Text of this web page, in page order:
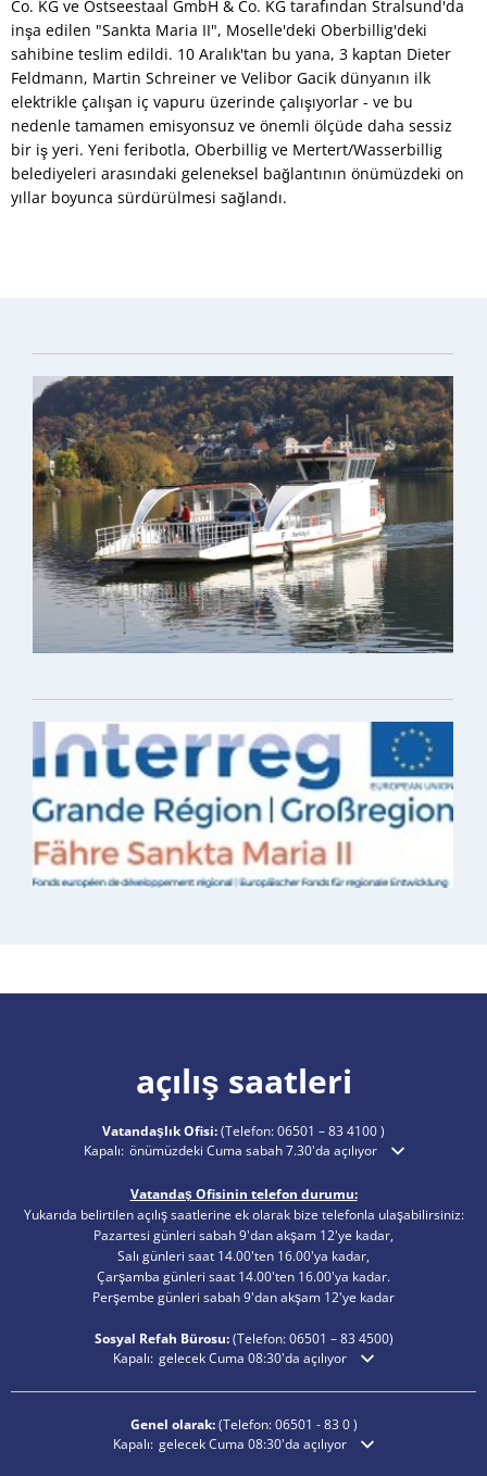
Co. KG ve Ostseestaal GmbH & Co. KG tarafından Stralsund'da
inşa edilen "Sankta Maria II", Moselle'deki Oberbillig'deki
sahibine teslim edildi. 10 Aralık'tan bu yana, 3 kaptan Dieter
Feldmann, Martin Schreiner ve Velibor Gacik dünyanın ilk
elektrikle çalışan iç vapuru üzerinde çalışıyorlar - ve bu
nedenle tamamen emisyonsuz ve önemli ölçüde daha sessiz
bir iş yeri. Yeni feribotla, Oberbillig ve Mertert/Wasserbillig
belediyeleri arasındaki geleneksel bağlantının önümüzdeki on
yıllar boyunca sürdürülmesi sağlandı.
açılış saatleri
Vatandaşlık Ofisi:(Telefon:06501 – 83 4100)
Ek açılış veya kapanış saatlerini gizlemek için tıklayın
Kapalı: önümüzdeki Cuma sabah 7.30'da açılıyor
Vatandaş Ofisinin telefon durumu:
Yukarıda belirtilen açılış saatlerine ek olarak bize telefonla ulaşabilirsiniz:
Pazartesi günleri sabah 9'dan akşam 12'ye kadar,
Salı günleri saat 14.00'ten 16.00'ya kadar,
Çarşamba günleri saat 14.00'ten 16.00'ya kadar.
Perşembe günleri sabah 9'dan akşam 12'ye kadar
Sosyal Refah Bürosu:(Telefon:06501 – 834500)
Ek açılış veya kapanış saatlerini gizlemek için tıklayın
Kapalı: gelecek Cuma 08:30'da açılıyor
Genel olarak:(Telefon:06501 - 83 0)
Ek açılış veya kapanış saatlerini gizlemek için tıklayın
Kapalı: gelecek Cuma 08:30'da açılıyor